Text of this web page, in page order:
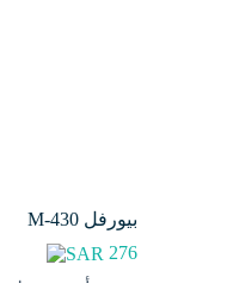
بيورفل M-430
276